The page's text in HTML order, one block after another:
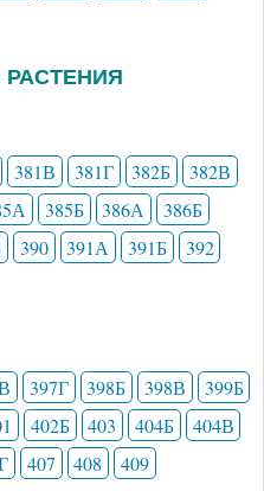
381В 381Г 382Б
382В
385Б 386А
386Б
390 391А 391Б
392
397Г 398Б 398В
399Б
402Б 403 404Б
404В
407 408 409